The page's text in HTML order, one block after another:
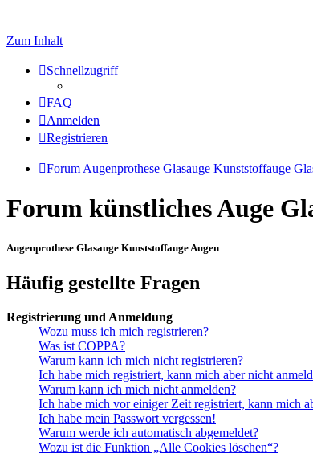
Zum Inhalt
Schnellzugriff
FAQ
Anmelden
Registrieren
Forum Augenprothese Glasauge Kunststoffauge
Forum künstliches Auge
Augenprothese Glasauge Kunststoffauge Augen
Häufig gestellte Fragen
Registrierung und Anmeldung
Wozu muss ich mich registrieren?
Was ist COPPA?
Warum kann ich mich nicht registrieren?
Ich habe mich registriert, kann mich aber nicht
Warum kann ich mich nicht anmelden?
Ich habe mich vor einiger Zeit registriert, kann mich
Ich habe mein Passwort vergessen!
Warum werde ich automatisch abgemeldet?
Wozu ist die Funktion „Alle Cookies löschen“?